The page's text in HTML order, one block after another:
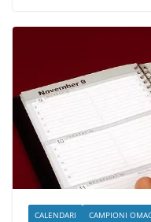
CALENDARI CAMPIONI